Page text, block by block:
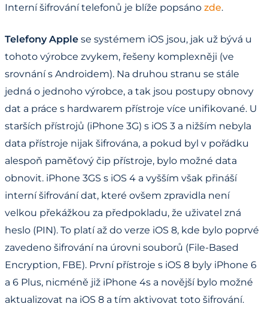
Interní šifrování telefonů je blíže popsáno zde.
Telefony Apple se systémem iOS jsou, jak už bývá u
tohoto výrobce zvykem, řešeny komplexněji (ve
srovnání s Androidem). Na druhou stranu se stále
jedná o jednoho výrobce, a tak jsou postupy obnovy
dat a práce s hardwarem přístroje více unifikované. U
starších přístrojů (iPhone 3G) s iOS 3 a nižším nebyla
data přístroje nijak šifrována, a pokud byl v pořádku
alespoň paměťový čip přístroje, bylo možné data
obnovit. iPhone 3GS s iOS 4 a vyšším však přináší
interní šifrování dat, které ovšem zpravidla není
velkou překážkou za předpokladu, že uživatel zná
heslo (PIN). To platí až do verze iOS 8, kde bylo poprvé
zavedeno šifrování na úrovni souborů (File-Based
Encryption, FBE). První přístroje s iOS 8 byly iPhone 6
a 6 Plus, nicméně již iPhone 4s a novější bylo možné
aktualizovat na iOS 8 a tím aktivovat toto šifrování.